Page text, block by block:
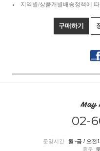
지역별/상품개별배송정책에
구매하기
May
02-
운영시간
월~금 / 오전
휴무